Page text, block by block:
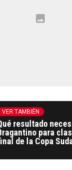
VER TAMBIÉN
resultado
para
de la Copa